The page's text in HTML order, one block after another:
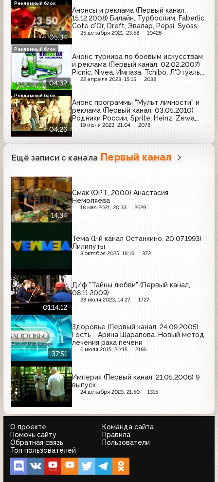
05:34
Анонсы и реклама (Первый канал,
15.12.2008) Билайн, Турбослим, Faberlic,
Cote d'Or, Dreft, Эвалар, Pepsi, Syoss,
Активиа, Овесол, Мегафон, 585, Россия
25 декабря 2021, 23:58 10426
Рекламный блок
04:32
Анонс турнира по боевым искусствам
и реклама (Первый канал, 02.02.2007)
Picnic, Nivea, Импаза, Tchibo, Л'Этуаль,
Tic Tac, Alpen Gold, Braun, Sorti,
22 апреля 2023, 15:15 2038
Рекламный блок
04:26
Анонс программы "Мульт личности" и
реклама (Первый канал, 03.05.2010)
Родники России, Sprite, Heinz, Zewa,
ГАЗ, Ласка, Clear Vita Abe, Чудо,
19 июня 2023, 21:04 2078
Рекламный блок
Ещё записи с канала Первый канал
14:34
Смак (ОРТ, 2000) Анастасия
Немоляева
18 мая 2021, 20:33 2629
Тема (1-й канал Останкино, 20.07.1993)
Лилипуты
3 октября 2025, 18:19 372
01:14:12
Д/ф "Тайны любви" (Первый канал,
08.11.2009)
28 июля 2023, 14:27 1727
37:51
Здоровье (Первый канал, 24.09.2005)
Гость - Арина Шарапова. Новый метод
лечения рака печени
6 июля 2015, 20:15 2186
Империя (Первый канал, 21.05.2006) 9
выпуск
24 декабря 2023, 21:50 1315
О проекте
Команда сайта
Помочь сайту
Правила
Обратная связь
Пользователи
Топ пользователей